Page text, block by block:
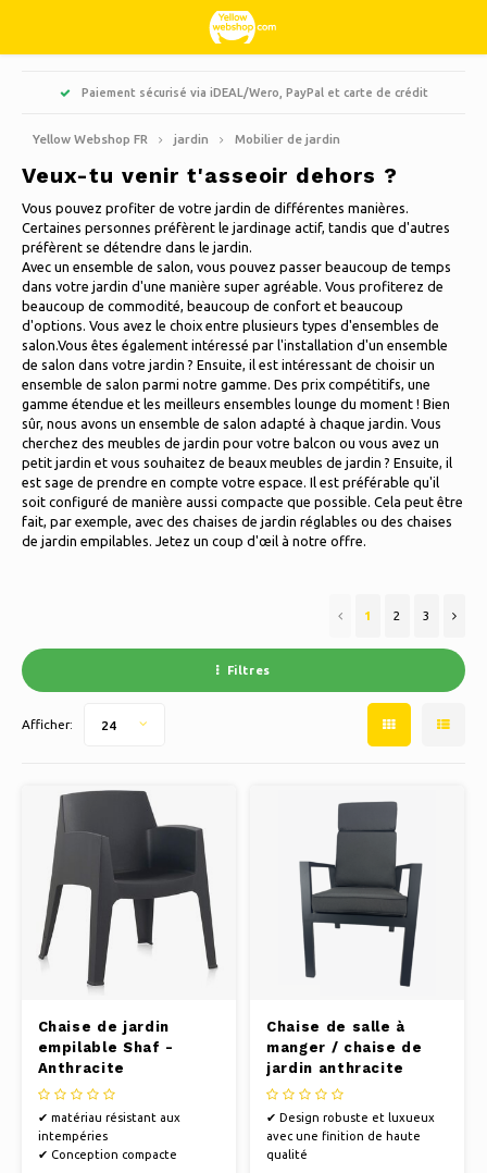
Hoofdmenu / ménages
Cuisiner
Nettoyer
Ranger
Hoofdmenu / loisirs
Livres
Créatif
Animaux
Faire du vélo
Voyager
Faire du skate
Hoofdmenu / noël
Arbres de Noël artificiels
Couronnes et guirlandes de Noël
Lumières de Noël
Décoration de Noël
Hoofdmenu / vêtements
Vestes Nordberg Outdoor
Sports d'hiver Nordberg Outdoor
Sous-vêtement
Des chaussettes
Hoofdmenu / bonbons & spécialités
Aigre-doux et réglisse
Hoofdmenu / jardin
Barbecue
Jardinières et pots de fleurs
Parapluies
Décoration de Jardin
outils de jardin
Mobilier de jardin
Hoofdmenu / habitation, intérieur et décoration
Paillassons
Décoration & Accessoires pour la Maison
Bougies Parfumées
Peintures sur verre
Cloches
Oreillers & Literie
Un meuble
Hoofdmenu
Nederlands
Deutsch
English
Français
Español
Italiano
Polski
Paiement sécurisé via iDEAL/Wero, PayPal et carte de crédit
Yellow Webshop FR jardin Mobilier de jardin
Veux-tu venir t'asseoir dehors ?
Vous pouvez profiter de votre jardin de différentes manières.
Certaines personnes préfèrent le jardinage actif, tandis que d'autres
préfèrent se détendre dans le jardin.
Avec un ensemble de salon, vous pouvez passer beaucoup de temps
dans votre jardin d'une manière super agréable. Vous profiterez de
beaucoup de commodité, beaucoup de confort et beaucoup
d'options. Vous avez le choix entre plusieurs types d'ensembles de
salon.Vous êtes également intéressé par l'installation d'un ensemble
de salon dans votre jardin ? Ensuite, il est intéressant de choisir un
ensemble de salon parmi notre gamme. Des prix compétitifs, une
gamme étendue et les meilleurs ensembles lounge du moment ! Bien
sûr, nous avons un ensemble de salon adapté à chaque jardin. Vous
cherchez des meubles de jardin pour votre balcon ou vous avez un
petit jardin et vous souhaitez de beaux meubles de jardin ? Ensuite, il
est sage de prendre en compte votre espace. Il est préférable qu'il
soit configuré de manière aussi compacte que possible. Cela peut être
fait, par exemple, avec des chaises de jardin réglables ou des chaises
de jardin empilables. Jetez un coup d'œil à notre offre.
Filtres
1 2 3
Afficher: 24
Chaise de jardin
empilable Shaf -
Anthracite
✔ matériau résistant aux
intempéries
✔ Conception compacte
Chaise de salle à
manger / chaise de
jardin anthracite
Palazzo | Incl.
Coussins et dossier
réglable
✔ Design robuste et luxueux
avec une finition de haute
qualité